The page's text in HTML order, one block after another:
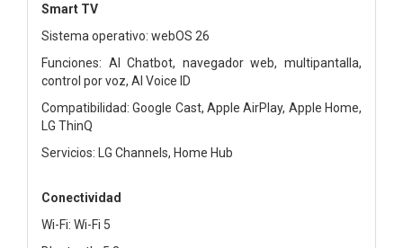
Smart TV
Sistema operativo: webOS 26
Funciones: AI Chatbot, navegador web, multipantalla,
control por voz, AI Voice ID
Compatibilidad: Google Cast, Apple AirPlay, Apple Home,
LG ThinQ
Servicios: LG Channels, Home Hub
Conectividad
Wi-Fi: Wi-Fi 5